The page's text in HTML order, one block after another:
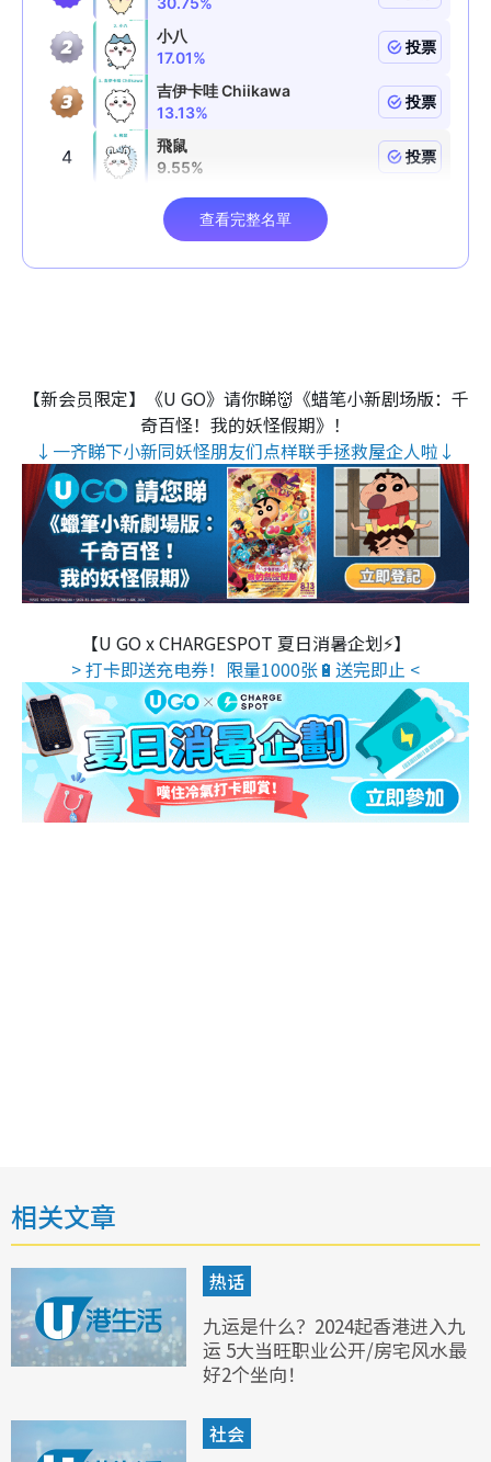
【新会员限定】《U GO》请你睇👹《蜡笔小新剧场版：千
奇百怪！我的妖怪假期》！
↓一齐睇下小新同妖怪朋友们点样联手拯救屋企人啦↓
【U GO x CHARGESPOT 夏日消暑企划⚡】
> 打卡即送充电券！限量1000张🔋送完即止 <
相关文章
热话
九运是什么？2024起香港进入九
运 5大当旺职业公开/房宅风水最
好2个坐向！
社会